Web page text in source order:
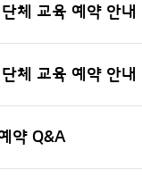
체 교육 예약 안내
체 교육 예약 안내
약 Q&A